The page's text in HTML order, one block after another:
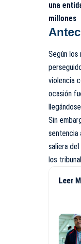
una
millones
Según los
violencia
ocasión
Sin
sentencia
saliera
los
Leer